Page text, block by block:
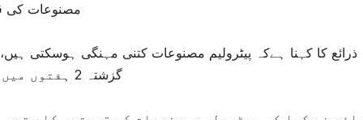
مصنوعات کی
ذرائع کا کہنا ہےکہ پیٹرولیم مصنوعات کتنی مہنگی ہوسکتی
گزشتہ 2 ہفتوں میں عالمی منڈی میں خام تیل قیمت اوپرگئی ہے۔